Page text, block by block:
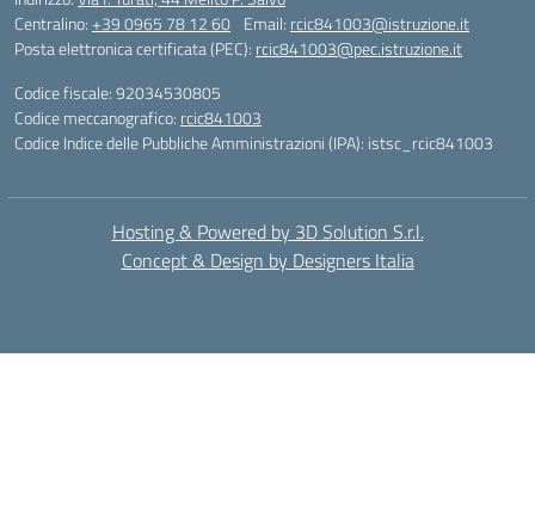
Centralino:+39 0965 78 12 60 Email: rcic841003@istruzione.it
Posta elettronica certificata (PEC): rcic841003@pec.istruzione.it
Codice fiscale: 92034530805
Codice meccanografico: rcic841003
Codice Indice delle Pubbliche Amministrazioni (IPA): istsc_rcic841003
Hosting & Powered by 3D Solution S.r.l.
Concept & Design by Designers Italia